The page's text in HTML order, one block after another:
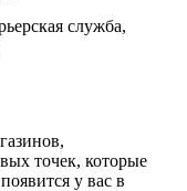
служба,
точек, которые
у вас в